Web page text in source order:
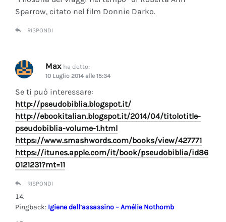
Sparrow, citato nel film Donnie Darko.
RISPONDI
Max ha detto:
10 Luglio 2014 alle 15:34
Se ti può interessare:
http://pseudobiblia.blogspot.it/
http://ebookitalian.blogspot.it/2014/04/titolotitle-
pseudobiblia-volume-1.html
https://www.smashwords.com/books/view/427771
https://itunes.apple.com/it/book/pseudobiblia/id86
0121231?mt=11
RISPONDI
Pingback: Igiene dell’assassino – Amélie Nothomb